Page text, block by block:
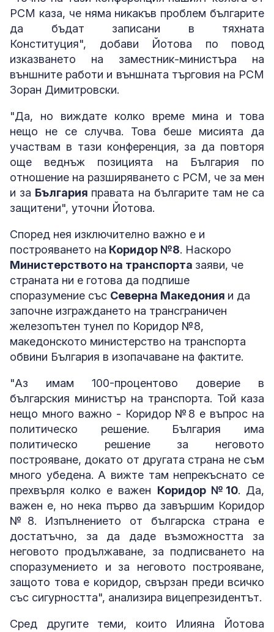
РСМ каза, че няма никакъв проблем българите
да бъдат записани в тяхната
Конституция", добави Йотова по повод
изказването на заместник-министъра на
външните работи и външната търговия на РСМ
Зоран Димитровски.
"Да, но виждате колко време мина и това
нещо не се случва. Това беше мисията да
участвам в тази конференция, за да повторя
още веднъж позицията на България по
отношение на разширяването с РСМ, че за мен
и за България правата на българите там не са
защитени", уточни Йотова.
Според нея изключително важно е и
построяването на Коридор №8. Наскоро
Министерството на транспорта заяви, че
страната ни е готова да подпише
споразумение със Северна Македония и да
започне изграждането на трансграничен
железопътен тунел по Коридор №8,
македонското министерство на транспорта
обвини България в изопачаване на фактите.
"Аз имам 100-процентово доверие в
българския министър на транспорта. Той каза
нещо много важно - Коридор №8 е въпрос на
политическо решение. България има
политическо решение за неговото
построяване, докато от другата страна не съм
много убедена. А вижте там непрекъснато се
прехвърля колко е важен Коридор №10. Да,
важен е, но нека първо да завършим Коридор
№8. Изпълнението от българска страна е
достатъчно, за да даде възможността за
неговото продължаване, за подписването на
споразумението и за неговото построяване,
защото това е коридор, свързан преди всичко
със сигурността", анализира вицепрезидентът.
Сред другите теми, които Илияна Йотова